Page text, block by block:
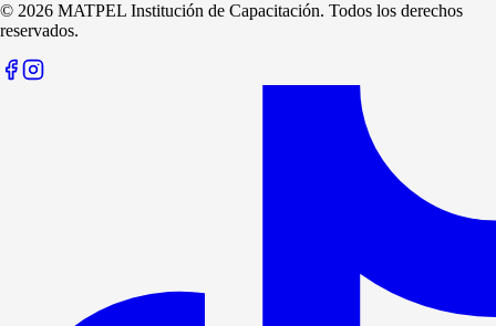
© 2026 MATPEL Institución de Capacitación. Todos los derechos
reservados.